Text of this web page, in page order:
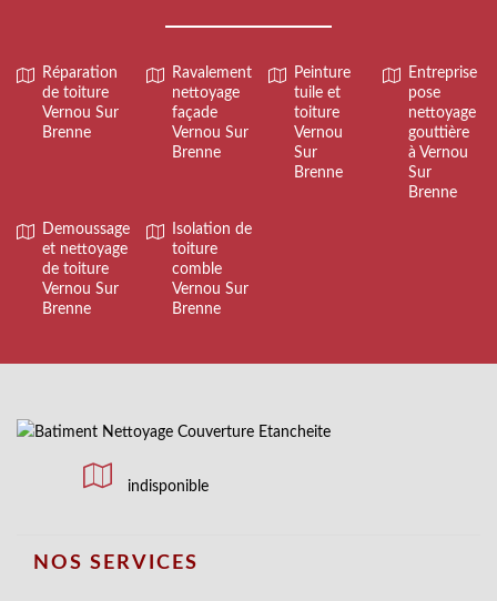
Réparation
de toiture
Vernou Sur
Brenne
Ravalement
nettoyage
façade
Vernou Sur
Brenne
Peinture
tuile et
toiture
Vernou
Sur
Brenne
Entreprise
pose
nettoyage
gouttière
à Vernou
Sur
Brenne
Demoussage
et nettoyage
de toiture
Vernou Sur
Brenne
Isolation de
toiture
comble
Vernou Sur
Brenne
indisponible
NOS SERVICES